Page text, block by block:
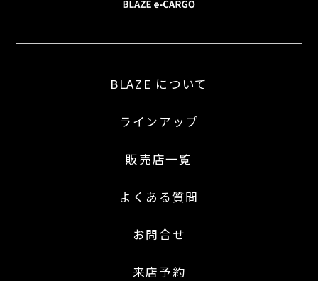
BLAZE について
ラインアップ
販売店一覧
よくある質問
お問合せ
来店予約